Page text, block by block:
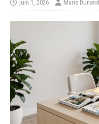
juin 1, 2026 Marie Dunand